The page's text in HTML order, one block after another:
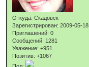
Откуда: Скадовск
Зарегистрирован: 2009-05-18
Приглашений: 0
Сообщений: 1281
Уважение: +951
Позитив: +1067